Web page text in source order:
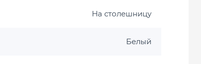
На столешницу
Белый